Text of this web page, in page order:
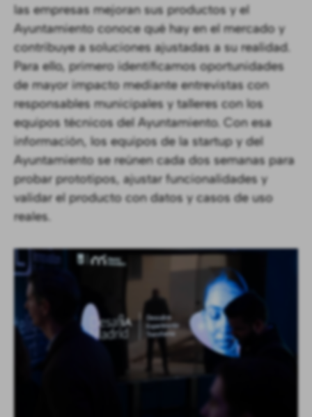
las empresas mejoran sus productos y el
Ayuntamiento conoce qué hay en el mercado y
contribuye a soluciones ajustadas a su realidad.
Para ello, primero identificamos oportunidades
de mayor impacto mediante entrevistas con
responsables municipales y talleres con los
equipos técnicos del Ayuntamiento. Con esa
información, los equipos de la startup y del
Ayuntamiento se reúnen cada dos semanas para
probar prototipos, ajustar funcionalidades y
validar el producto con datos y casos de uso
reales.